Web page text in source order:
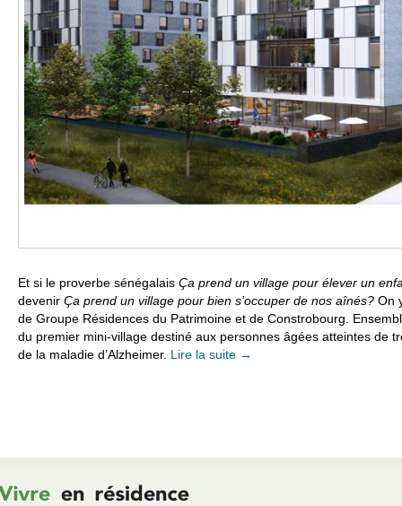
Et si le proverbe sénégalais Ça prend un village pour élever un
devenir Ça prend un village pour bien s’occuper de nos aînés? On
de Groupe Résidences du Patrimoine et de Constrobourg.
du premier mini-village destiné aux personnes âgées atteintes de
de la maladie d’Alzheimer. Lire la suite →